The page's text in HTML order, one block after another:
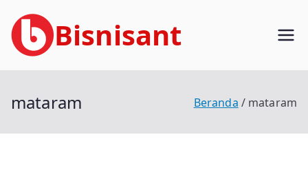
ke
konten
Bisnisant
mataram Beranda mataram